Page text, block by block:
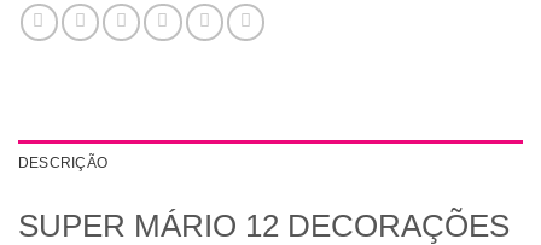
DESCRIÇÃO
SUPER MÁRIO 12 DECORAÇÕES